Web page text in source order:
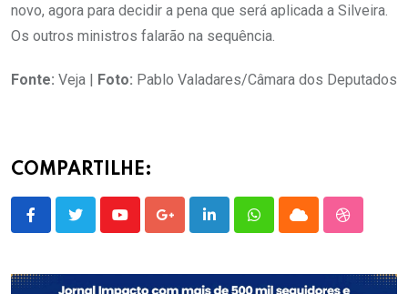
novo, agora para decidir a pena que será aplicada a Silveira.
Os outros ministros falarão na sequência.
Fonte: Veja | Foto: Pablo Valadares/Câmara dos Deputados
COMPARTILHE:
YoutubeGoogle+LinkedInWhatsappCloud